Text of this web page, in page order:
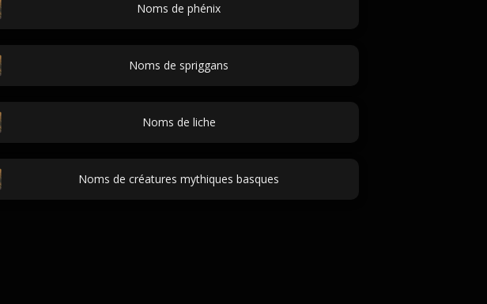
Noms de phénix
Noms de spriggans
Noms de liche
Noms de créatures mythiques basques